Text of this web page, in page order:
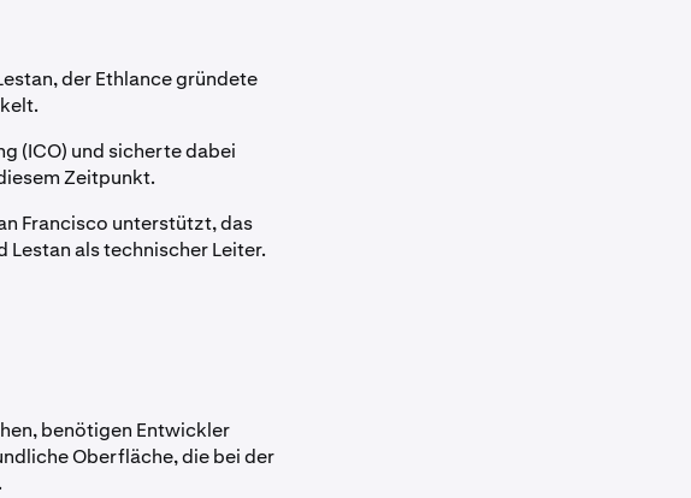
der Ethlance gründete
(ICO) und sicherte dabei
Zeitpunkt.
Francisco unterstützt, das
als technischer Leiter.
benötigen Entwickler
Oberfläche, die bei der